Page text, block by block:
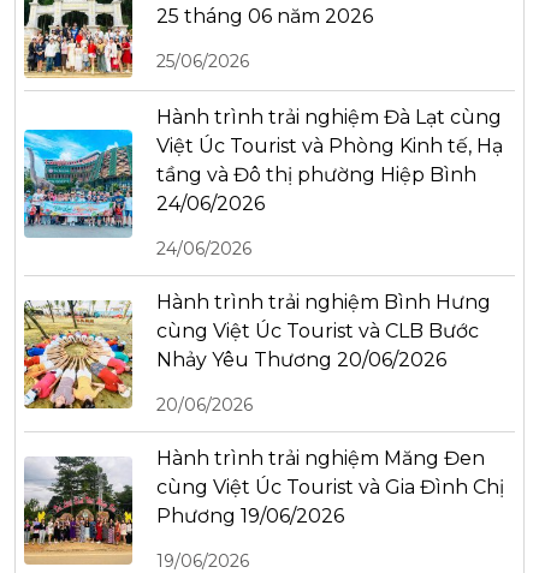
25 tháng 06 năm 2026
25/06/2026
Hành trình trải nghiệm Đà Lạt cùng
Việt Úc Tourist và Phòng Kinh tế, Hạ
tầng và Đô thị phường Hiệp Bình
24/06/2026
24/06/2026
Hành trình trải nghiệm Bình Hưng
cùng Việt Úc Tourist và CLB Bước
Nhảy Yêu Thương 20/06/2026
20/06/2026
Hành trình trải nghiệm Măng Đen
cùng Việt Úc Tourist và Gia Đình Chị
Phương 19/06/2026
19/06/2026